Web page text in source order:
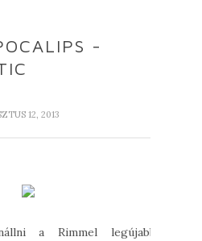
-
12, 2013
a Rimmel legújabb